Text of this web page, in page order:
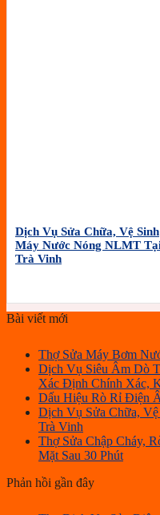
Dịch Vụ Sửa Chữa, Vệ Sinh
Máy Nước Nóng NLMT
Trà Vinh
Bài viết mới
Thợ Sửa Máy Bơm
Dịch Vụ Siêu Âm Dò
Xác Định Chính Xác,
Dấu Hiệu Rò Rỉ Điện
Dịch Vụ Sửa Chữa,
Trà Vinh
Thợ Sửa Chập Cháy,
Mặt Sau 30 Phút
Phản hồi gần đây